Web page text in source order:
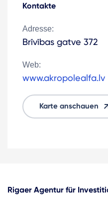
Kontakte
Adresse:
Brīvības gatve 372
Web:
www.akropolealfa.lv
Karte anschauen
Rigaer Agentur für